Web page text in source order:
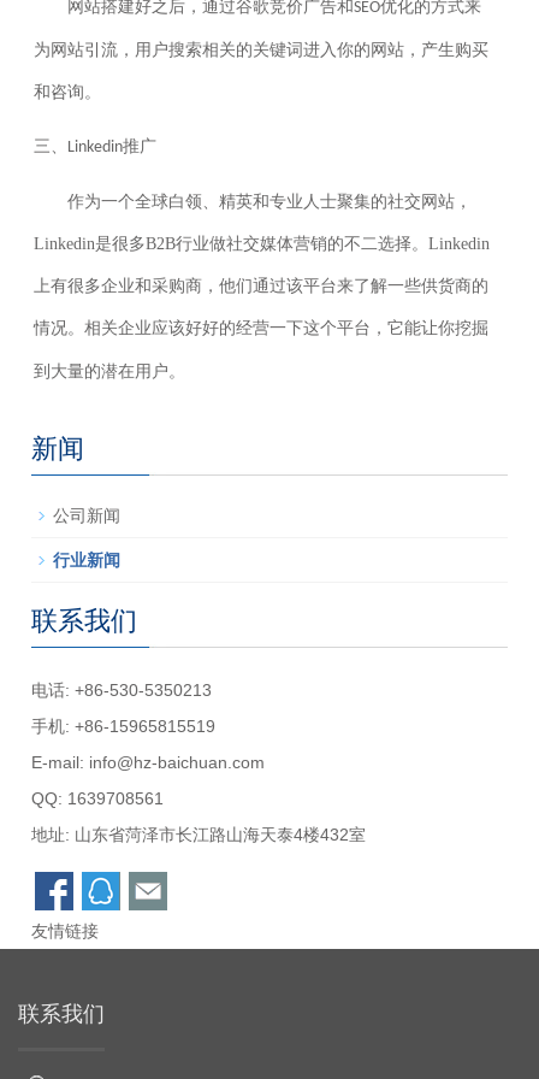
网站搭建好之后，通过谷歌竞价广告和SEO优化的方式来
为网站引流，用户搜索相关的关键词进入你的网站，产生购买
和咨询。
三、 Linkedin推广
作为一个全球白领、精英和专业人士聚集的社交网站，
Linkedin是很多B2B行业做社交媒体营销的不二选择。Linkedin
上有很多企业和采购商，他们通过该平台来了解一些供货商的
情况。相关企业应该好好的经营一下这个平台，它能让你挖掘
到大量的潜在用户。
新闻
公司新闻
行业新闻
联系我们
电话: +86-530-5350213
手机: +86-15965815519
E-mail: info@hz-baichuan.com
QQ: 1639708561
地址: 山东省菏泽市长江路山海天泰4楼432室
友情链接
联系我们